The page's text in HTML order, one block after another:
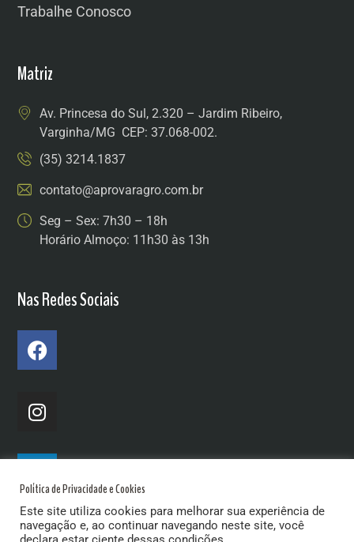
Trabalhe Conosco
Matriz
Av. Princesa do Sul, 2.320 – Jardim Ribeiro,
Varginha/MG CEP: 37.068-002.
(35) 3214.1837
contato@aprovaragro.com.br
Seg – Sex: 7h30 – 18h
Horário Almoço: 11h30 às 13h
Nas Redes Sociais
Política de Privacidade e Cookies
Este site utiliza cookies para melhorar sua experiência de
navegação e, ao continuar navegando neste site, você